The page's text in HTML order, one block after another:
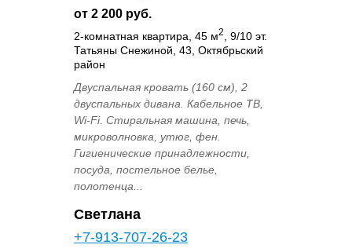
от 2 200 руб.
2-комнатная квартира, 45 м2
, 9/10 эт.
Татьяны Снежиной, 43, Октябрьский
район
Двуспальная кровать (160 см), 2
двуспальных дивана. Кабельное ТВ,
Wi-Fi. Стиральная машина, печь,
микроволновка, утюг, фен.
Гигиенические принадлежности,
посуда, постельное белье,
полотенца...
Светлана
+7-913-707-26-23